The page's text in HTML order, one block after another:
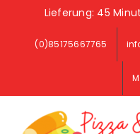
content
Lieferung: 45
(0)85175667765